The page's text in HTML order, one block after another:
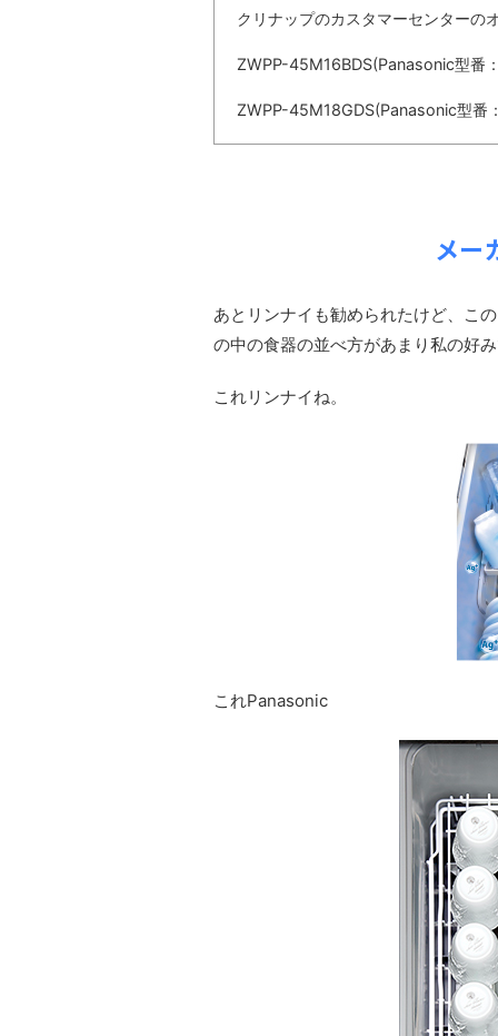
クリナップのカスタマーセンターの
ZWPP-45M16BDS(Panasonic型番
ZWPP-45M18GDS(Panasonic型番
メー
あとリンナイも勧められたけど、こ
の中の食器の並べ方があまり私の好
これリンナイね。
これPanasonic